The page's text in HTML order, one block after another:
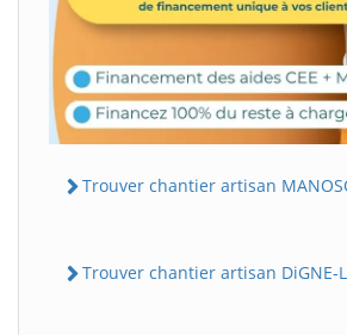
Trouver chantier artisan
Trouver chantier artisan DiGNE-